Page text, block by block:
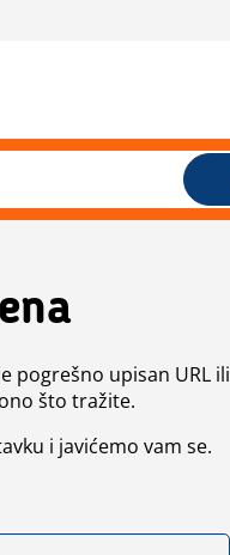
pogrešno upisan URL ili
što tražite.
i javićemo vam se.